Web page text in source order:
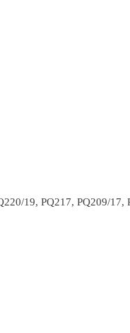
19, PQ217, PQ209/17,